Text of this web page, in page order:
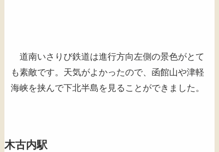
道南いさりび鉄道は進行方向左側の景色がとて
も素敵です。天気がよかったので、函館山や津軽
海峡を挟んで下北半島を見ることができました。
木古内駅